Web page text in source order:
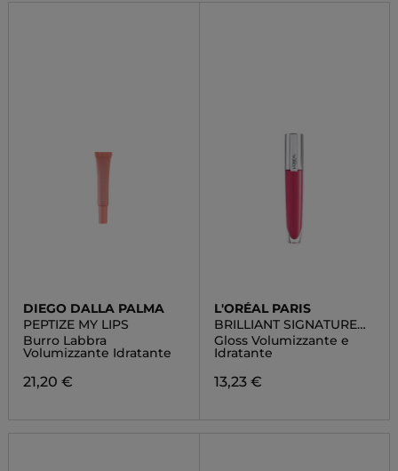
DIEGO DALLA PALMA
PEPTIZE MY LIPS
Burro Labbra
Volumizzante Idratante
21,20 €
L'ORÉAL PARIS
BRILLIANT SIGNATURE
PLUMP
Gloss Volumizzante e
Idratante
13,23 €